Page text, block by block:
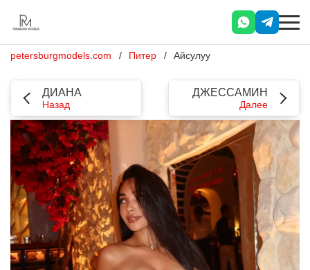
petersburgmodels.com Питер Айсулуу
ДИАНА
Назад
ДЖЕССАМИН
Далее